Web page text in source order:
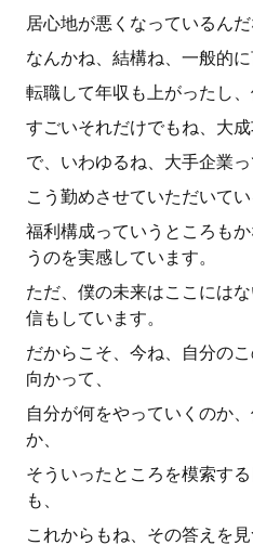
居心地が悪くなっているんだ
なんかね、結構ね、一般的に
転職して年収も上がったし、
すごいそれだけでもね、大成
で、いわゆるね、大手企業っ
こう勤めさせていただいてい
福利構成っていうところも
うのを実感しています。
ただ、僕の未来はここには
信もしています。
だからこそ、今ね、自分の
向かって、
自分が何をやっていくのか
か、
そういったところを模索す
も、
これからもね、その答えを見